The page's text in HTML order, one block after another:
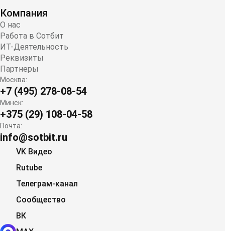
Компания
О нас
Работа в Сотбит
ИТ-Деятельность
Реквизиты
Партнеры
Москва:
+7 (495) 278-08-54
Минск:
+375 (29) 108-04-58
Почта:
info@sotbit.ru
VK Видео
Rutube
Телеграм-канал
Сообщество
ВК